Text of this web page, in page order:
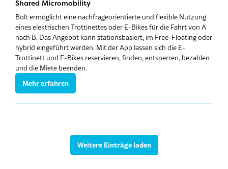
Shared Micromobility
Bolt ermöglicht eine nachfrageorientierte und flexible Nutzung
eines elektrischen Trottinettes oder E-Bikes für die Fahrt von A
nach B. Das Angebot kann stationsbasiert, im Free-Floating oder
hybrid eingeführt werden. Mit der App lassen sich die E-
Trottinett und E-Bikes reservieren, finden, entsperren, bezahlen
und die Miete beenden.
Mehr erfahren
Weitere Einträge laden